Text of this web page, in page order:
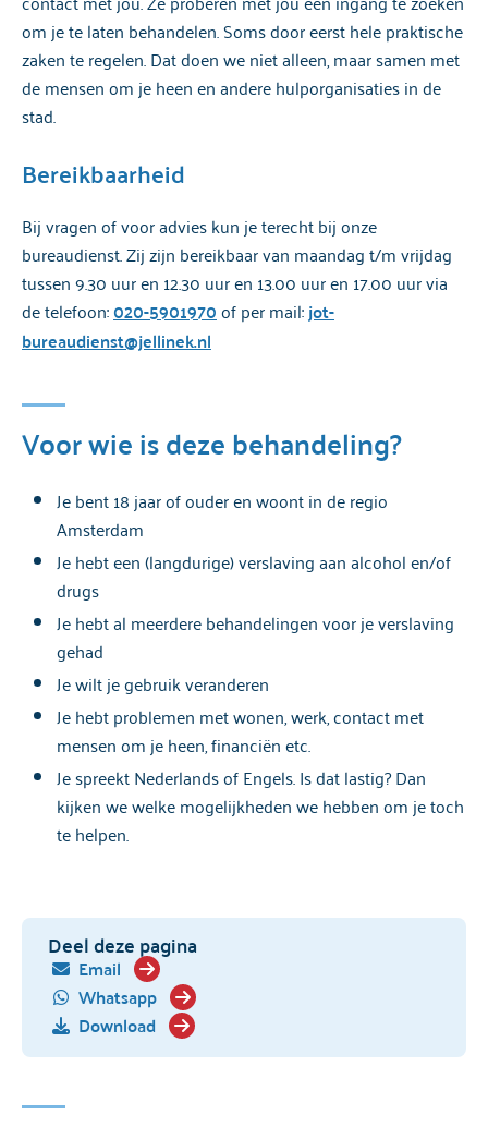
om je te laten behandelen. Soms door eerst hele praktische
zaken te regelen. Dat doen we niet alleen, maar samen met
de mensen om je heen en andere hulporganisaties in de
stad.
Bereikbaarheid
Bij vragen of voor advies kun je terecht bij onze
bureaudienst. Zij zijn bereikbaar van maandag t/m vrijdag
tussen 9.30 uur en 12.30 uur en 13.00 uur en 17.00 uur via
de telefoon:020-5901970of per mail:jot-
bureaudienst@jellinek.nl
Voor wie is deze behandeling?
Je bent 18 jaar of ouder en woont in de regio
Amsterdam
Je hebt een (langdurige) verslaving aan alcohol en/of
drugs
Je hebt al meerdere behandelingen voor je verslaving
gehad
Je wilt je gebruik veranderen
Je hebt problemen met wonen, werk, contact met
mensen om je heen, financiën etc.
Je spreekt Nederlands of Engels. Is dat lastig? Dan
kijken we welke mogelijkheden we hebben om je toch
te helpen.
Deel deze pagina
Email
Whatsapp
Download